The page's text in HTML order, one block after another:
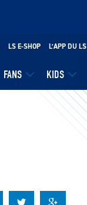
FANS KIDS
LS E-SHOP L’APP DU LS